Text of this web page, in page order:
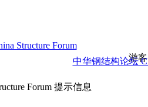
游
中华钢结构论坛
Forum 提示信息